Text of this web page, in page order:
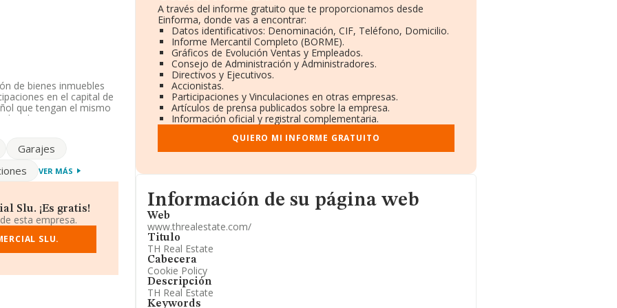
de bienes inmuebles
en el capital de
que tengan el mismo
al. La empresa es
por cuenta
2 puestos en el
el ranking del sector,
de sectores son
79 puestos
en el ranking:
empresas que están
. Ha retrocedido 69
Garajes
VER MÁS
Slu. ¡Es gratis!
esta empresa.
SLU.
A través del informe gratuito que te proporcionamos desde
Einforma, donde vas a encontrar:
Datos identificativos: Denominación, CIF, Teléfono, Domicilio.
Informe Mercantil Completo (BORME).
Gráficos de Evolución Ventas y Empleados.
Consejo de Administración y Administradores.
Directivos y Ejecutivos.
Accionistas.
Participaciones y Vinculaciones en otras empresas.
Artículos de prensa publicados sobre la empresa.
Información oficial y registral complementaria.
QUIERO MI INFORME GRATUITO
Informacion de su página web
Información de su página web
Web
www.threalestate.com/
Titulo
TH Real Estate
Cabecera
Cookie Policy
Descripción
TH Real Estate
Keywords